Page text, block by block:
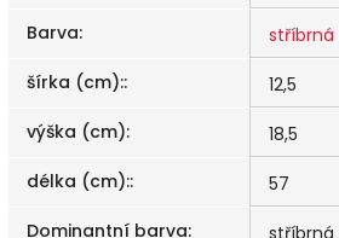
Barva:
stříbrná
šírka (cm)::
12,5
výška (cm):
18,5
délka (cm)::
57
Dominantní barva:
stříbrná